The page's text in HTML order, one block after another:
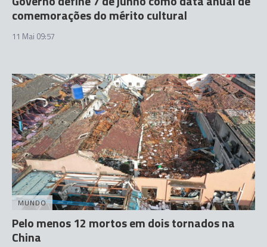
comemorações do mérito cultural
11 Mai 09:57
MUNDO
Pelo menos 12 mortos em dois tornados na
China